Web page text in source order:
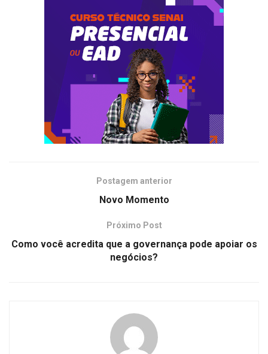
Postagem anterior
Novo Momento
Próximo Post
Como você acredita que a governança pode apoiar os
negócios?